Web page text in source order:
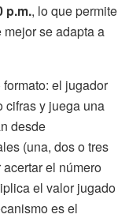
p.m., lo que permite
se adapta a
el jugador
cifras y juega una
desde
(una, dos o tres
el número
el valor jugado
es el